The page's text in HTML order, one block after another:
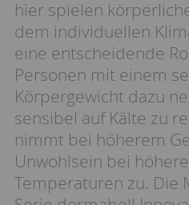
hier spielen
dem individuellen
eine entscheidende
Personen mit einem
Körpergewicht dazu
sensibel auf Kälte zu
nimmt bei höherem
Unwohlsein bei
Temperaturen zu. Die